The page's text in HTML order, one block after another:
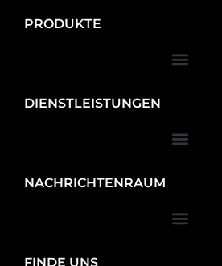
PRODUKTE
DIENSTLEISTUNGEN
NACHRICHTENRAUM
FINDE UNS